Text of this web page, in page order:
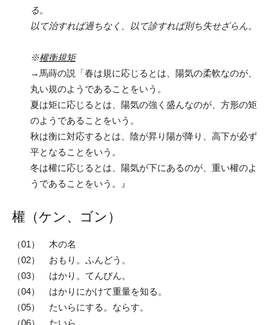
る。
以て治すれば過ちなく、以て診すれば則ち失せざらん。
※權衡規矩
→馬蒔の説「春は規に応じるとは、陽気の柔軟なのが、
丸い規のようであることをいう。
夏は矩に応じるとは、陽気の強く盛んなのが、方形の矩
のようであることをいう。
秋は衡に対応するとは、陰が昇り陽が降り、高下が必ず
平となることをいう。
冬は權に応じるとは、陽気が下にあるのが、重い權のよ
うであることをいう。』
權（ケン、ゴン）
（01） 木の名
（02） おもり。ふんどう。
（03） はかり。てんびん。
（04） はかりにかけて重量を知る。
（05） たいらにする。ならす。
（06） たいら。